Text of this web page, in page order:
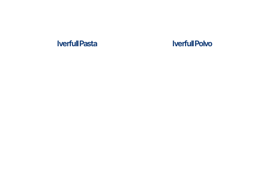
Iverfull Pasta Iverfull Polvo